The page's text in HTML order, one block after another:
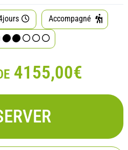
Accompagné
4155,00€